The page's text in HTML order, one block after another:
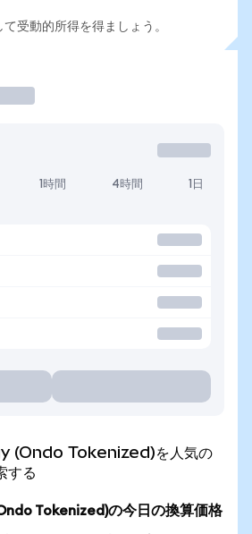
受動的所得を得ましょう。
1時間 4時間 1日
(Ondo Tokenized)を人気の
する
Tokenized)の今日の換算価格